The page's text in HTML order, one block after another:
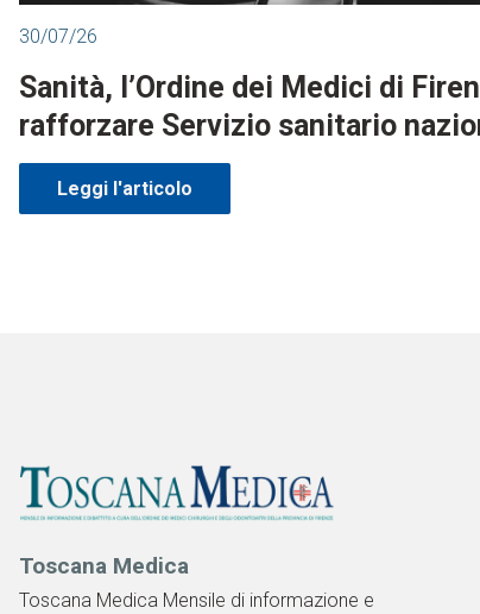
30/07/26
Sanità, l’Ordine dei Medici di
rafforzare Servizio sanitario
Leggi l'articolo
Toscana Medica
Toscana Medica Mensile di informazione e